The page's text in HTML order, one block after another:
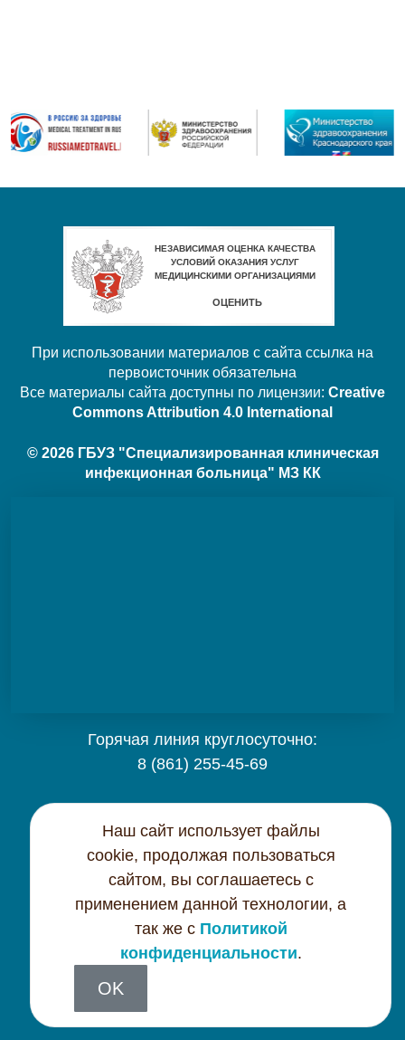
При использовании материалов с сайта ссылка на
первоисточник обязательна
Все материалы сайта доступны по лицензии: Creative
Commons Attribution 4.0 International
© 2026 ГБУЗ "Специализированная клиническая
инфекционная больница" МЗ КК
Горячая линия круглосуточно:
8 (861) 255-45-69
Контактная информация
Политика конфиденциальности
Наш сайт использует файлы
cookie, продолжая пользоваться
сайтом, вы соглашаетесь с
применением данной технологии, а
так же с Политикой
конфиденциальности.
OK